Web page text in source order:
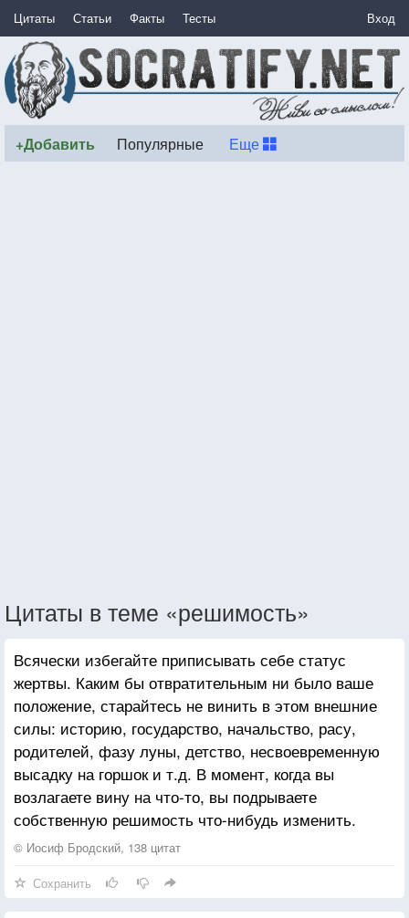
Цитаты Статьи Факты Тесты Вход
+Добавить Популярные Еще
Цитаты в теме «решимость»
Всячески избегайте приписывать себе статус
жертвы. Каким бы отвратительным ни было ваше
положение, старайтесь не винить в этом внешние
силы: историю, государство, начальство, расу,
родителей, фазу луны, детство, несвоевременную
высадку на горшок и т.д. В момент, когда вы
возлагаете вину на что-то, вы подрываете
собственную решимость что-нибудь изменить.
© Иосиф Бродский, 138 цитат
Сохранить